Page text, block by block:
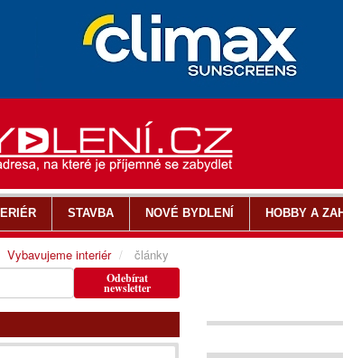
Odebírat
newsletter
STAVBA NOVÉ BYDLENÍ HOBBY A
Vybavujeme interiér články